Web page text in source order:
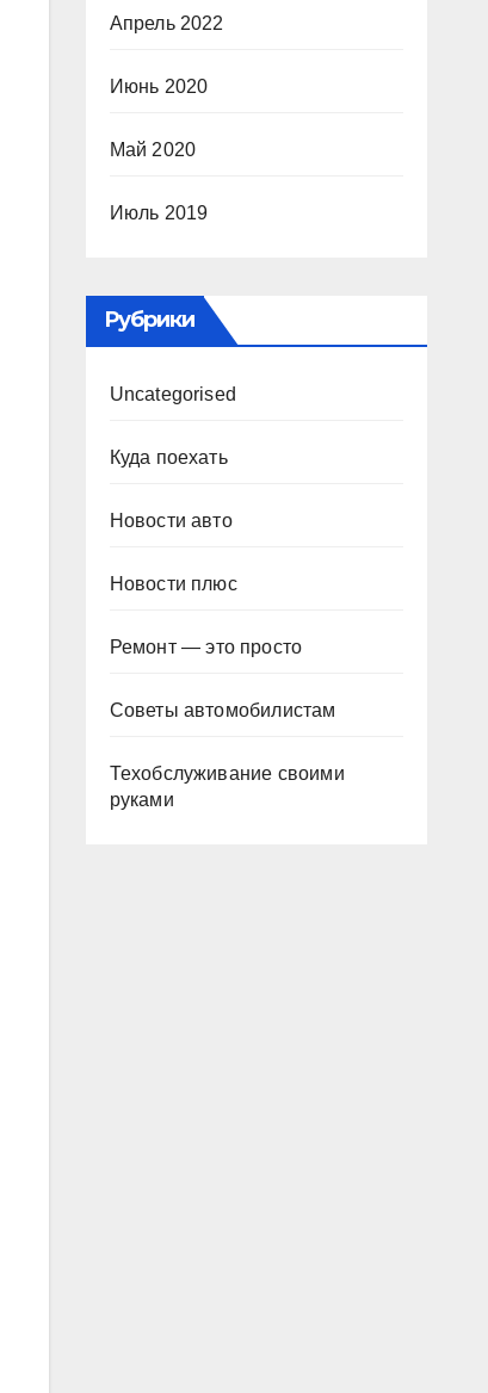
Апрель 2022
Июнь 2020
Май 2020
Июль 2019
Рубрики
Uncategorised
Куда поехать
Новости авто
Новости плюс
Ремонт — это просто
Советы автомобилистам
Техобслуживание своими
руками